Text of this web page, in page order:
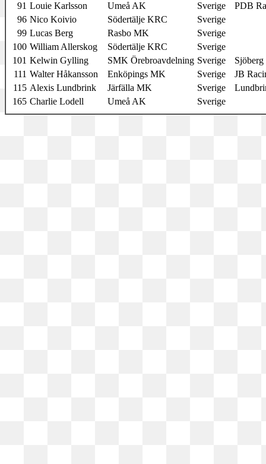
91 Louie Karlsson Umeå AK Sverige
PDB
96 Nico Koivio Södertälje KRC
Sverige
99 Lucas Berg Rasbo MK
Sverige
100 William Allerskog Södertälje KRC
Sverige
101 Kelwin Gylling SMK Örebroavdelning Sverige
111 Walter Håkansson Enköpings MK Sverige
JB
115 Alexis Lundbrink Järfälla MK Sverige
165 Charlie Lodell Umeå AK Sverige